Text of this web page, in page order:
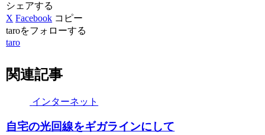
シェアする
X Facebook コピー
taroをフォローする
taro
関連記事
インターネット
自宅の光回線をギガラインにして